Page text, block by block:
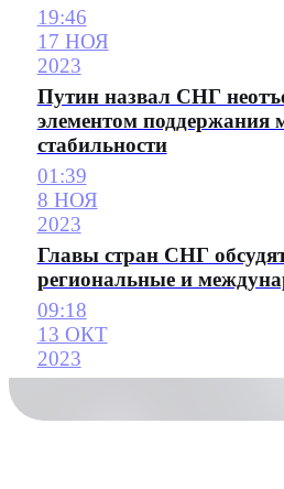
19:46
17 НОЯ
2023
Путин назвал СНГ
элементом поддержания
стабильности
01:39
8 НОЯ
2023
Главы стран СНГ
региональные и
09:18
13 ОКТ
2023